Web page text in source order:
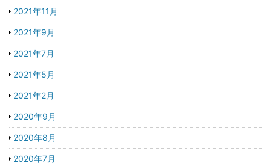
2021年11月
2021年9月
2021年7月
2021年5月
2021年2月
2020年9月
2020年8月
2020年7月